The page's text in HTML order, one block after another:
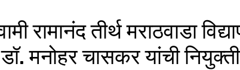
रामानंद तीर्थ मराठवाडा
मनोहर चासकर यांची नियुक्ती